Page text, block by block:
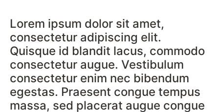
Lorem ipsum dolor sit amet,
consectetur adipiscing elit.
Quisque id blandit lacus, commodo
consectetur augue. Vestibulum
consectetur enim nec bibendum
egestas. Praesent congue tempus
massa, sed placerat augue congue